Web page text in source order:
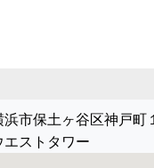
浜市保土ヶ谷区神戸
エストタワー